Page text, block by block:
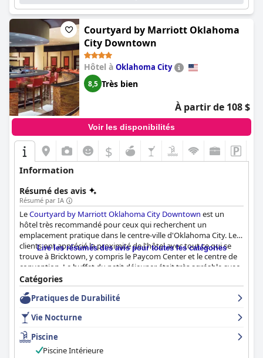
Courtyard by Marriott Oklahoma
City Downtown
Hôtel à Oklahoma City
8,5 Très bien
À partir de 108 $
Voir les disponibilités
$
Information
Résumé des avis
Résumé par IA
LeCourtyard by Marriott Oklahoma City Downtown est un
hôtel très recommandé pour ceux qui recherchent un
emplacement pratique dans le centre-ville d'Oklahoma City. Les
clients ont apprécié la proximité de l'hôtel avec tout ce qui se
trouve à Bricktown, y compris le Paycom Center et le centre de
convention. Le buffet du petit déjeuner était très agréable avec
une variété d'options savoureuses, bien que certains clients
aient souhaité qu'il soit inclus dans le prix de la chambre. Les
chambres spacieuses et élégantes sont d'une propreté
irréprochable et disposent de lits confortables, bien que
certaines chambres soient dotées d'une climatisation obsolète
qui peut s'avérer bruyante. L'hôtel a la réputation d'être propre
et confortable, avec un personnel amical et accueillant qui
fournit constamment un service client exceptionnel. Le parking
Lire les résumés des avis pour toutes les catégories
Catégories
Pratiques de Durabilité
Vie Nocturne
Piscine
Piscine Intérieure